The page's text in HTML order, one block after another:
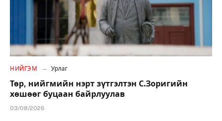
НИЙГЭМ Урлаг
Төр, нийгмийн нэрт зүтгэлтэн С.Зоригийн
хөшөөг буцаан байрлуулав
03/08/2026